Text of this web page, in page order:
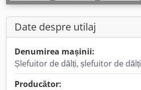
Date despre utilaj
Denumirea mașinii:
Șlefuitor de dălți, șlefuitor de dălți
Producător: